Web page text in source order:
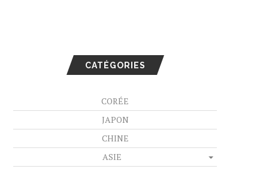
CATÉGORIES
CORÉE
JAPON
CHINE
ASIE